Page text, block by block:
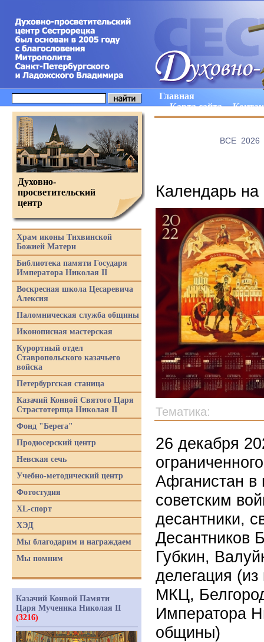
Главная
Карта сайта
ВCE 2026
Календарь на
Тематика:
26 декабря
Афганистан в
советским
десантники,
Десантников
Губкин,
делегация (из
МКЦ,
Императора
общины)
Духовно-
просветительский
центр
Храм иконы Тихвинской
Божией Матери
Библиотека памяти Государя
Императора Николая II
Воскресная школа Цесаревича
Алексия
Паломническая служба общины
Иконописная мастерская
Курортный отдел
Ставропольского казачьего
войска
Петербургская станица
Казачий Конвой Святого Царя
Страстотерпца Николая II
Фонд "Берега"
Продюсерский центр
Невская сечь
Учебно-методический центр
Фотостудия
XL-спорт
ХЭД
Мы благодарим и награждаем
Мы помним
Казачий Конвой Памяти
Царя Мученика Николая II
(3216)